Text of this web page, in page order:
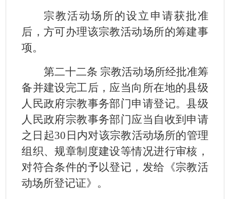
宗教活动场所的设立申请获批准
后，方可办理该宗教活动场所的筹建事
项。
第二十二条 宗教活动场所经批准筹
备并建设完工后，应当向所在地的县级
人民政府宗教事务部门申请登记。县级
人民政府宗教事务部门应当自收到申请
之日起30 日内对该宗教活动场所的管理
组织、规章制度建设等情况进行审核，
对符合条件的予以登记，发给《宗教活
动场所登记证》。